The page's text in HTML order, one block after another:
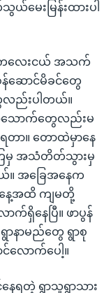
ေးမြန်းထားပါ
ကလေးငယ် အသက်
ဆောင်မိခင်တွေ
လည်းပါတယ်။
အသောက်တွေလည်းမ
ာ။ တောထဲမှာနေ
ြမှ အသံတိတ်သွားမှ
။ အခြေအနေက
နေ့အထိ ကျမတို့
က်ရှိနေပြီ။ ဖာပွန်
ာနာမည်တွေ ရွာစု
င်လောက်ပေါ့။
နေရတဲ့ ရွာသူရွာသား